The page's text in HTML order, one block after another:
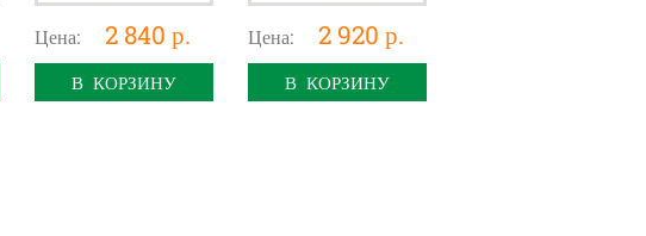
Цена: 2 840 р.
В КОРЗИНУ
Цена: 2 920 р.
В КОРЗИНУ